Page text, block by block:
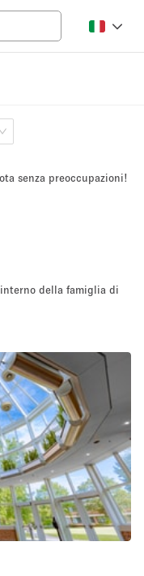
5000+ sq ft
artistico
Ufficio
Acquista
Condividi
senza preoccupazioni!
della famiglia di